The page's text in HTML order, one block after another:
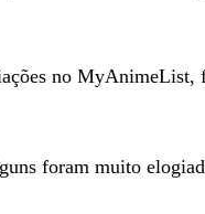
no MyAnimeList,
foram muito